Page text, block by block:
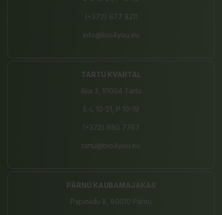
(+372) 677 8211
info@bio4you.eu
TARTU KVARTAL
Riia 2, 51004 Tartu
E-L 10-21, P 10-19
(+372) 680 7787
tartu@bio4you.eu
PÄRNU KAUBAMAJAKAS
Papiniidu 8, 80010 Pärnu